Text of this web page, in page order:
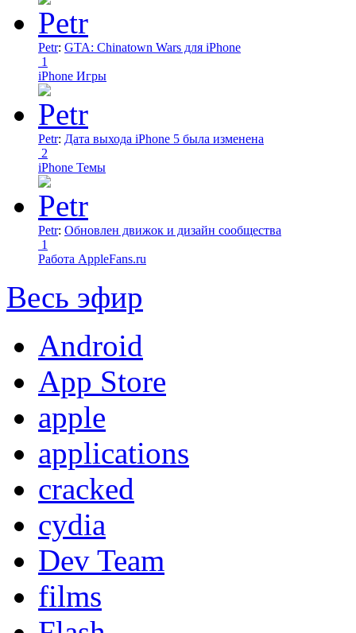
Petr: GTA: Chinatown Wars для iPhone
1
iPhone Игры
Petr: Дата выхода iPhone 5 была изменена
2
iPhone Темы
Petr: Обновлен движок и дизайн сообщества
1
Работа AppleFans.ru
Весь эфир
Android
App Store
apple
applications
cracked
cydia
Dev Team
films